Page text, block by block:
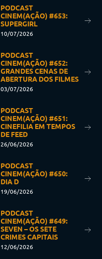
PODCAST
CINEM(AÇÃO) #653:
SUPERGIRL
10/07/2026
PODCAST
CINEM(AÇÃO) #652:
GRANDES CENAS DE
ABERTURA DOS FILMES
03/07/2026
PODCAST
CINEM(AÇÃO) #651:
CINEFILIA EM TEMPOS
DE FEED
26/06/2026
PODCAST
CINEM(AÇÃO) #650:
DIA D
19/06/2026
PODCAST
CINEM(AÇÃO) #649:
SEVEN – OS SETE
CRIMES CAPITAIS
12/06/2026